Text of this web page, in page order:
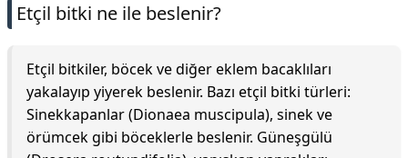
Etçil bitki ne ile beslenir?
Etçil bitkiler, böcek ve diğer eklem bacaklıları
yakalayıp yiyerek beslenir. Bazı etçil bitki türleri:
Sinekkapanlar (Dionaea muscipula), sinek ve
örümcek gibi böceklerle beslenir. Güneşgülü